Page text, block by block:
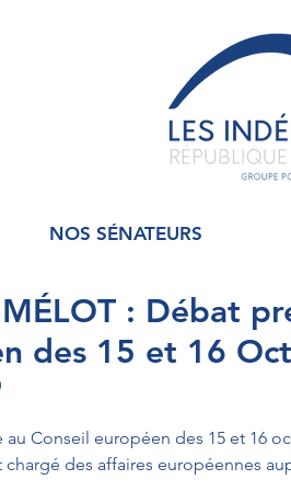
NOS SÉNATEURS
: Débat
des 15 et 16
Conseil européen des 15 et 16
chargé des affaires européennes